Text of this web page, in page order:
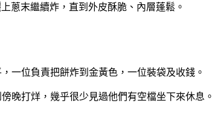
蔥末繼續炸，直到外皮酥脆、內層蓬鬆。
一位負責把餅炸到金黃色，一位裝袋及收錢。
晚打烊，幾乎很少見過他們有空檔坐下來休息。